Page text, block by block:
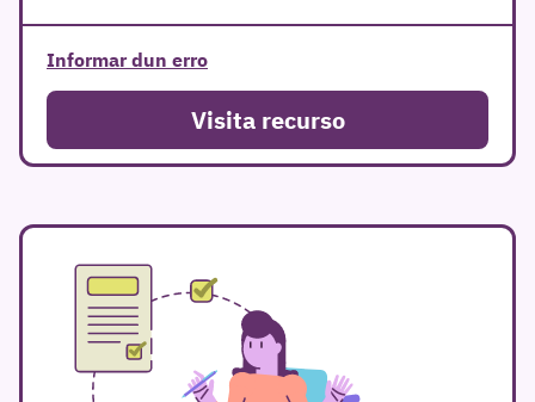
Informar dun erro
Visita recurso